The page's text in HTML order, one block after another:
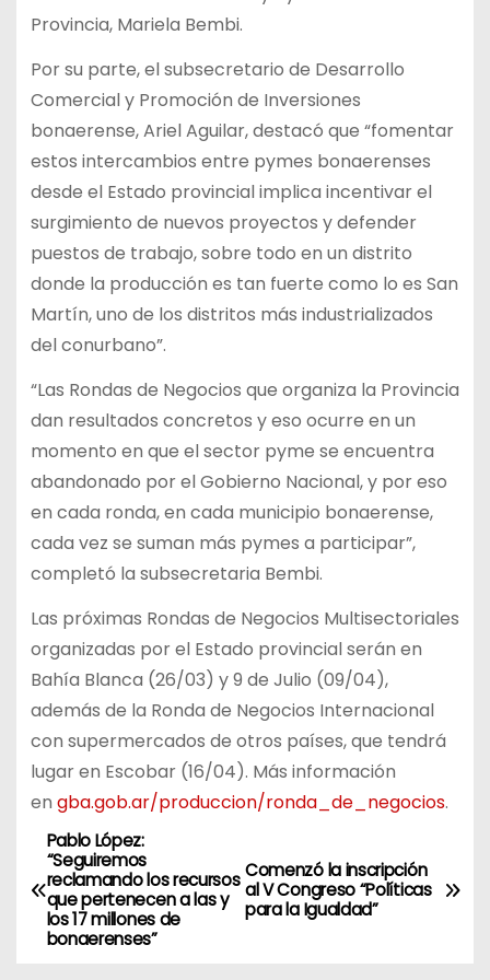
Provincia, Mariela Bembi.
Por su parte, el subsecretario de Desarrollo
Comercial y Promoción de Inversiones
bonaerense, Ariel Aguilar, destacó que “fomentar
estos intercambios entre pymes bonaerenses
desde el Estado provincial implica incentivar el
surgimiento de nuevos proyectos y defender
puestos de trabajo, sobre todo en un distrito
donde la producción es tan fuerte como lo es San
Martín, uno de los distritos más industrializados
del conurbano”.
“Las Rondas de Negocios que organiza la Provincia
dan resultados concretos y eso ocurre en un
momento en que el sector pyme se encuentra
abandonado por el Gobierno Nacional, y por eso
en cada ronda, en cada municipio bonaerense,
cada vez se suman más pymes a participar”,
completó la subsecretaria Bembi.
Las próximas Rondas de Negocios Multisectoriales
organizadas por el Estado provincial serán en
Bahía Blanca (26/03) y 9 de Julio (09/04),
además de la Ronda de Negocios Internacional
con supermercados de otros países, que tendrá
lugar en Escobar (16/04). Más información
en gba.gob.ar/produccion/ronda_de_negocios.
N
a
v
Comenzó la inscripción
al V Congreso “Políticas
para la Igualdad”
Pablo López:
“Seguiremos
reclamando los recursos
que pertenecen a las y
los 17 millones de
bonaerenses”